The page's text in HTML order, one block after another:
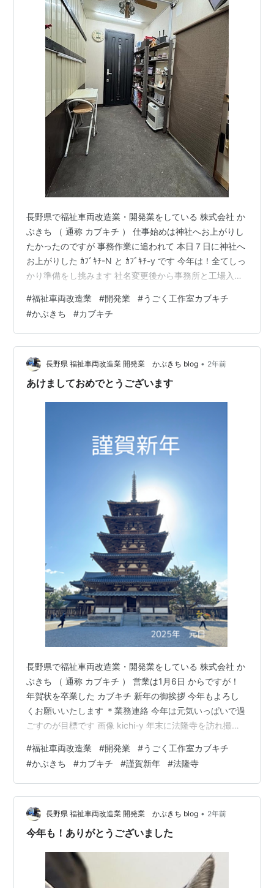
長野県で福祉車両改造業・開発業をしている 株式会社 か
ぶきち （ 通称 カブキチ ） 仕事始めは神社へお上がりし
たかったのですが 事務作業に追われて 本日７日に神社へ
お上がりした ｶﾌﾞｷﾁ-N と ｶﾌﾞｷﾁ-y です 今年は！全てしっ
かり準備をし挑みます 社名変更後から事務所と工場入り
した✨✨✨ 小部屋なのでファンヒーターでも暖かくなり
ます 入り口側から こちらは密談場所となります 奥が工
場ですので秘密のアレコレがあり… この (*^^*) 先進入禁
止ょ 事務所は既に稼働しております 椅子が足りない程
(^^♪ 活用しております ｶﾌﾞ…
#福祉車両改造業 #開発業 #うごく工作室カブキチ
#かぶきち #カブキチ
長野県 福祉車両改造業 開発業 かぶきち blog • 2年前
あけましておめでとうございます
長野県で福祉車両改造業・開発業をしている 株式会社 か
ぶきち （ 通称 カブキチ ） 営業は1月6日 からですが！
年賀状を卒業した カブキチ 新年の御挨拶 今年もよろし
くお願いいたします ＊業務連絡 今年は元気いっぱいで過
ごすのが目標です 画像 kichi-y 年末に法隆寺を訪れ撮っ
#福祉車両改造業 #開発業 #うごく工作室カブキチ
#かぶきち #カブキチ #謹賀新年 #法隆寺
長野県 福祉車両改造業 開発業 かぶきち blog • 2年前
今年も！ありがとうございました